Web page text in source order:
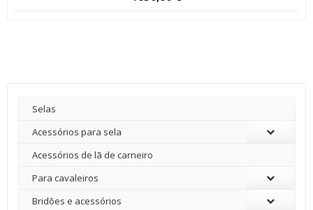
Selas
Acessórios para sela
Acessórios de lã de carneiro
Para cavaleiros
Bridões e acessórios